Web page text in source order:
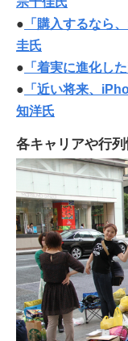
● 「購入するな
圭氏
● 「着実に進化し
● 「近い将来、
知洋氏
各キャリアや行列